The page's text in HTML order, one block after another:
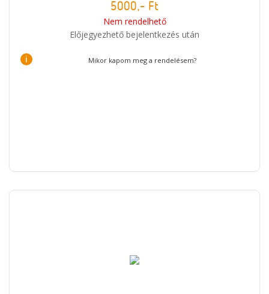
5000,- Ft
Nem rendelhető
Előjegyezhető bejelentkezés után
i Mikor kapom meg a rendelésem?